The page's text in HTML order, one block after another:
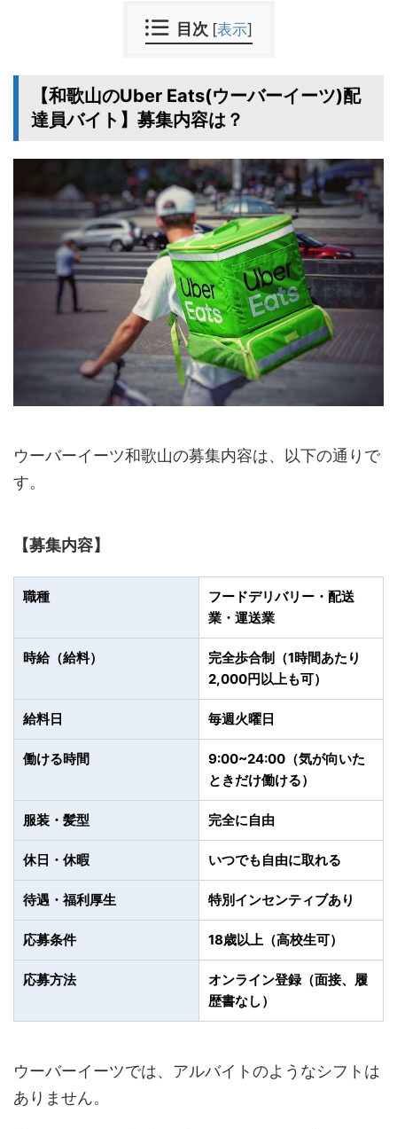
目次 [表示]
【和歌山のUber Eats(ウーバーイーツ)配
達員バイト】募集内容は？
ウーバーイーツ和歌山の募集内容は、以下の通りで
す。
【募集内容】
職種
フードデリバリー・配送
業・運送業
時給（給料）
完全歩合制（1時間あたり
2,000円以上も可）
給料日 毎週火曜日
働ける時間
9:00~24:00（気が向いた
ときだけ働ける）
服装・髪型 完全に自由
休日・休暇 いつでも自由に取れる
待遇・福利厚生 特別インセンティブあり
応募条件 18歳以上（高校生可）
応募方法
オンライン登録（面接、履
歴書なし）
ウーバーイーツでは、アルバイトのようなシフトは
ありません。